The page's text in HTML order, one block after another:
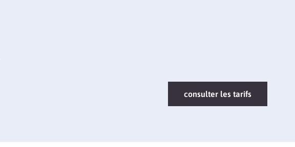
consulter les tarifs